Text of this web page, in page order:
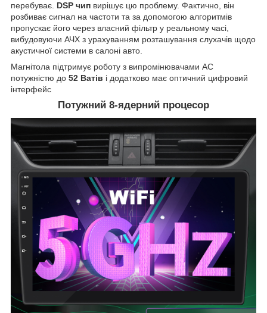
перебуває. DSP чип вирішує цю проблему. Фактично, він
розбиває сигнал на частоти та за допомогою алгоритмів
пропускає його через власний фільтр у реальному часі,
вибудовуючи АЧХ з урахуванням розташування слухачів щодо
акустичної системи в салоні авто.
Магнітола підтримує роботу з випромінювачами АС
потужністю до 52 Ватів і додатково має оптичний цифровий
інтерфейс
Потужний 8-ядерний процесор